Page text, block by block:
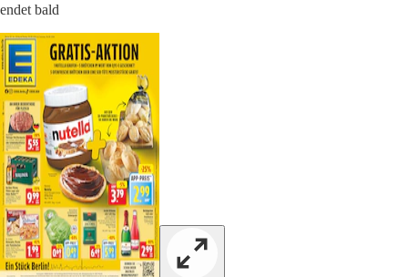
endet bald